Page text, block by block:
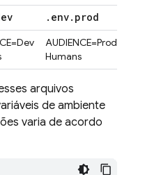
. env. prod
AUDIENCE=Prod
Humans
arquivos
de ambiente
varia de acordo